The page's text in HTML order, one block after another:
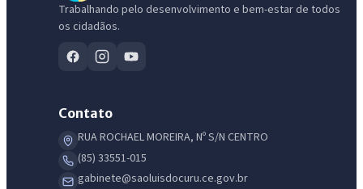
Trabalhando pelo desenvolvimento e bem-estar de todos
os cidadãos.
Contato
RUA ROCHAEL MOREIRA, Nº S/N CENTRO
(85) 33551-015
gabinete@saoluisdocuru.ce.gov.br